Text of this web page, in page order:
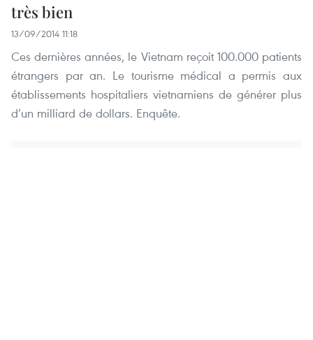
très bien
13/09/2014 11:18
Ces dernières années, le Vietnam reçoit 100.000 patients
étrangers par an. Le tourisme médical a permis aux
établissements hospitaliers vietnamiens de générer plus
d’un milliard de dollars. Enquête.